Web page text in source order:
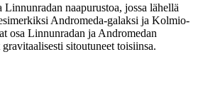
naapurustoa, jossa lähellä
Andromeda-galaksi ja Kolmio-
osa Linnunradan ja Andromedan
sitoutuneet toisiinsa.